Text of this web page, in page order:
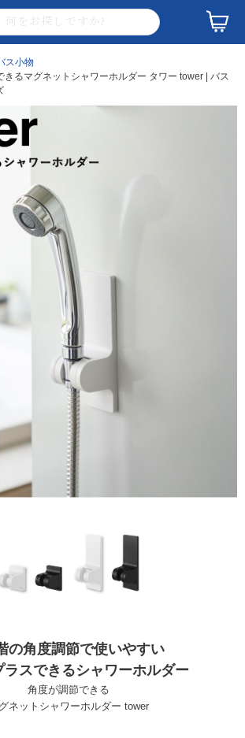
ス小物
きるマグネットシャワーホルダー タワー tower | バス
の角度調節で使いやすい
ラスできるシャワーホルダー
角度が調節できる
ネットシャワーホルダー tower